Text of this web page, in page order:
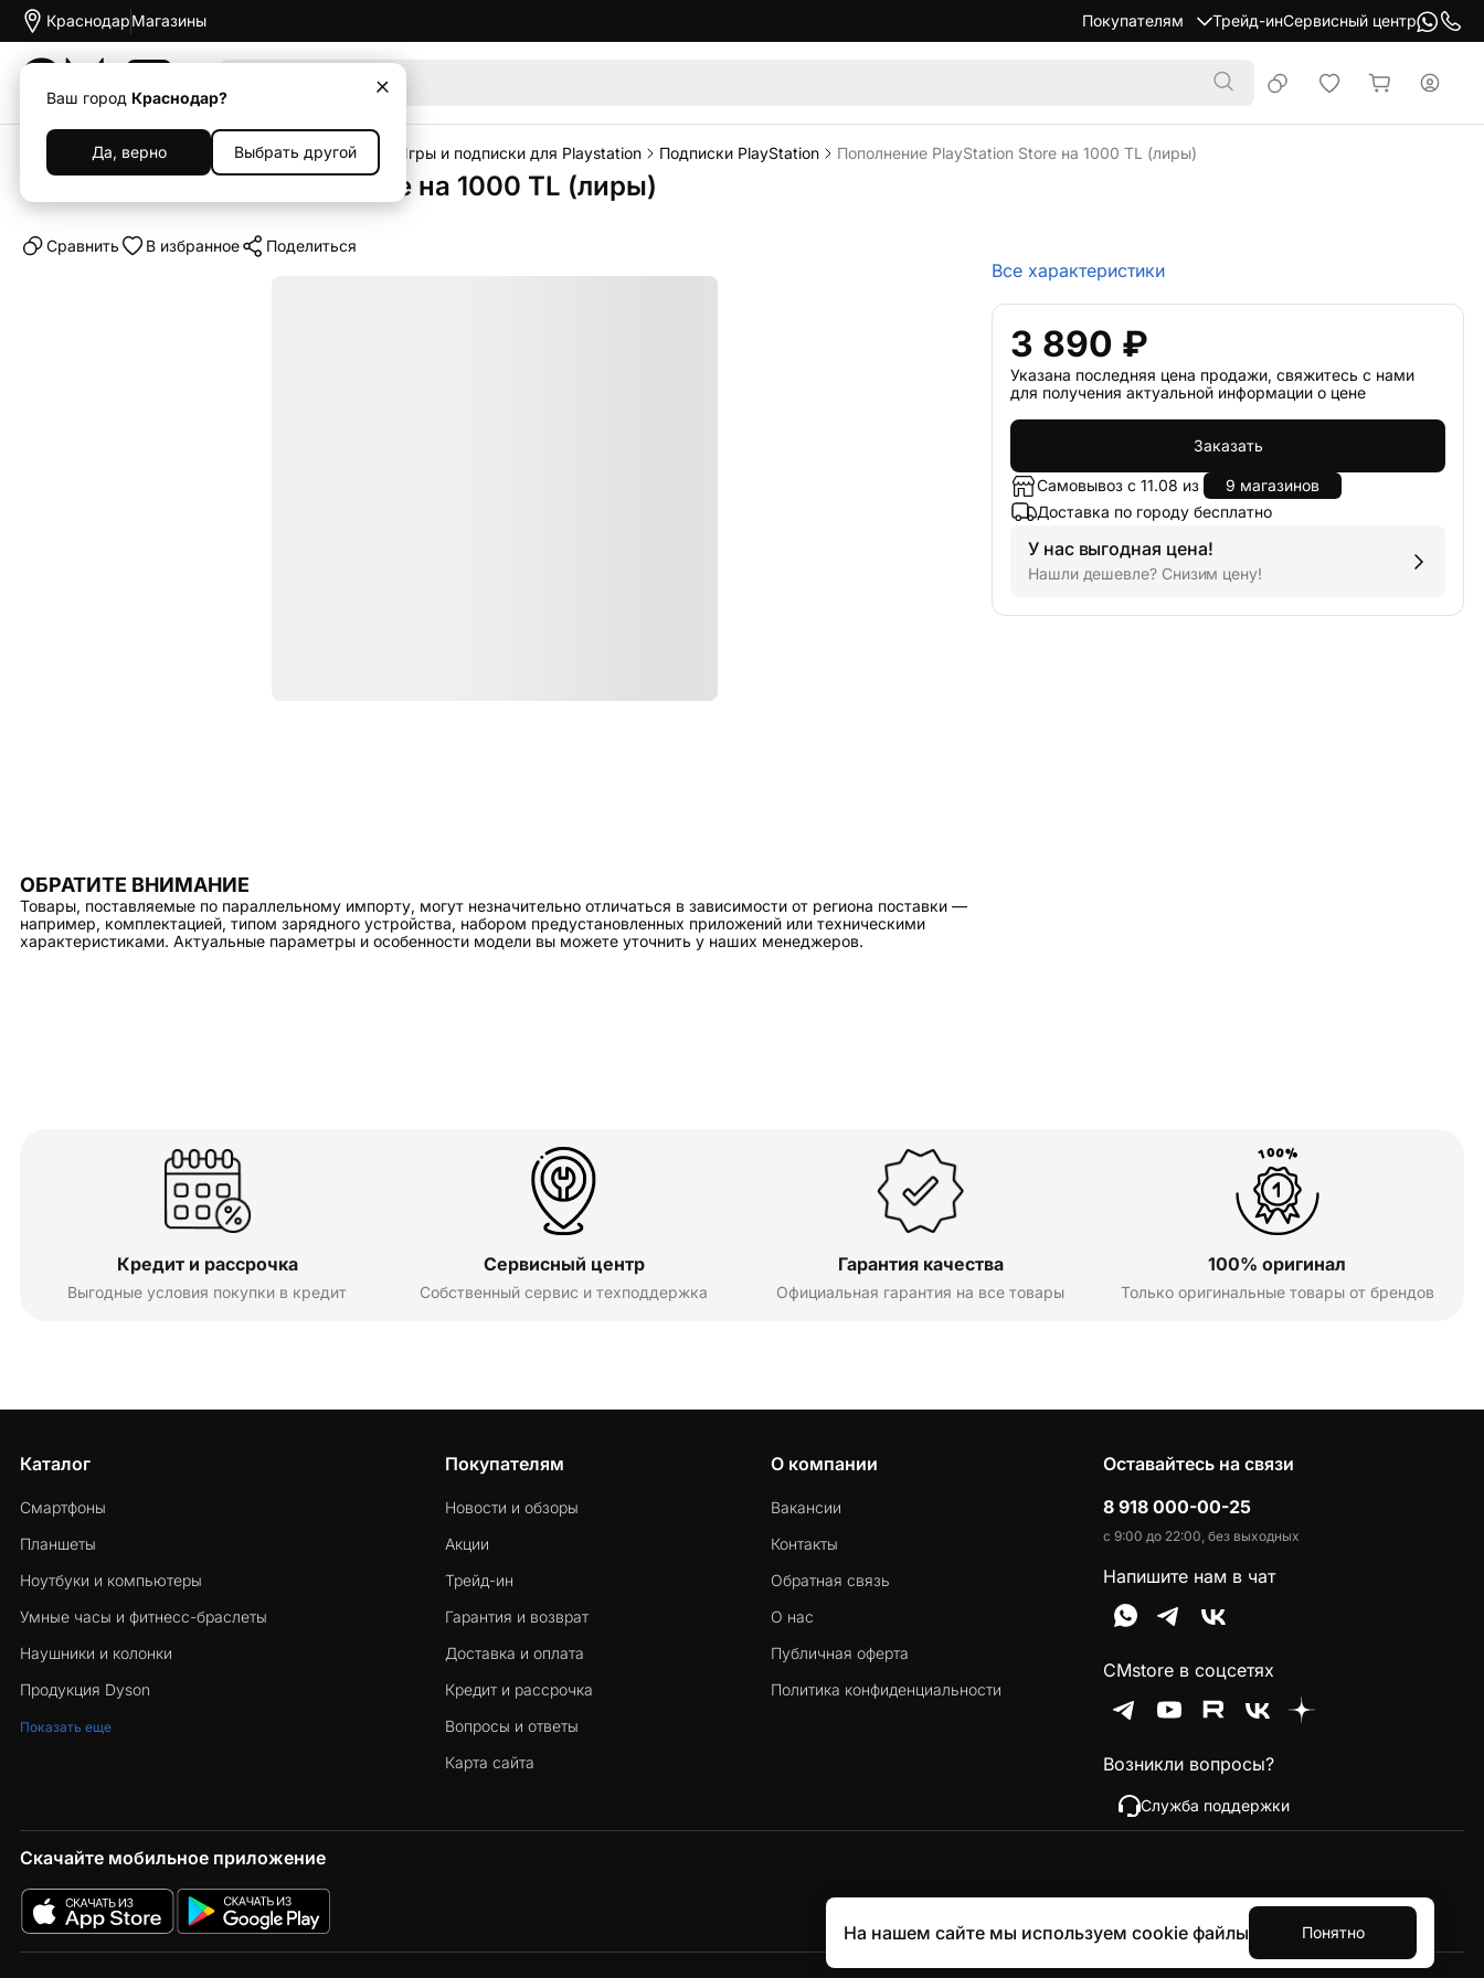
Краснодар
Ваш город Краснодар?
Да, верно Выбрать другой
Магазины Покупателям Трейд-инСервисный центр
Каталог Гейминг Sony PlayStation Игры и подписки для Playstation Подписки PlayStation Пополнение PlayStation Store на 1000 TL (лиры)
Пополнение PlayStation Store на 1000 TL (лиры)
Cравнить В избранное Поделиться
ОБРАТИТЕ ВНИМАНИЕ
Товары, поставляемые по параллельному импорту, могут незначительно отличаться в зависимости от региона поставки —
например, комплектацией, типом зарядного устройства, набором предустановленных приложений или техническими
характеристиками. Актуальные параметры и особенности модели вы можете уточнить у наших менеджеров.
Все характеристики
3 890 ₽
Указана последняя цена продажи, свяжитесь с нами
для получения актуальной информации о цене
Заказать
Самовывоз с 11.08 из
9 магазинов
Доставка по городу бесплатно
У нас выгодная цена!
Нашли дешевле? Снизим цену!
Кредит и рассрочка
Выгодные условия покупки в кредит
Сервисный центр
Собственный сервис и техподдержка
Гарантия качества
Официальная гарантия на все товары
100% оригинал
Только оригинальные товары от брендов
Каталог
Смартфоны
Планшеты
Ноутбуки и компьютеры
Умные часы и фитнесс-браслеты
Наушники и колонки
Продукция Dyson
Показать еще
Покупателям
Новости и обзоры
Акции
Трейд-ин
Гарантия и возврат
Доставка и оплата
Кредит и рассрочка
Вопросы и ответы
Карта сайта
О компании
Вакансии
Контакты
Обратная связь
О нас
Публичная оферта
Политика конфиденциальности
Оставайтесь на связи
8 918 000-00-25
с 9:00 до 22:00, без выходных
Напишите нам в чат
CMstore в соцсетях
Возникли вопросы?
Служба поддержки
Скачайте мобильное приложение
На нашем сайте мы используем cookie файлы Понятно